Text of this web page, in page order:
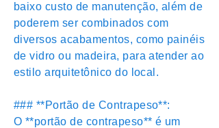
baixo custo de manutenção, além de
poderem ser combinados com
diversos acabamentos, como painéis
de vidro ou madeira, para atender ao
estilo arquitetônico do local.
### **Portão de Contrapeso**:
O **portão de contrapeso** é um